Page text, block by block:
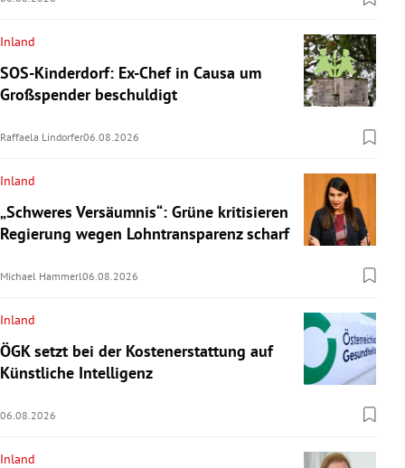
Inland
SOS-Kinderdorf: Ex-Chef in Causa um
Großspender beschuldigt
Raffaela Lindorfer06.08.2026
Inland
„Schweres Versäumnis“: Grüne kritisieren
Regierung wegen Lohntransparenz scharf
Michael Hammerl06.08.2026
Inland
ÖGK setzt bei der Kostenerstattung auf
Künstliche Intelligenz
06.08.2026
Inland